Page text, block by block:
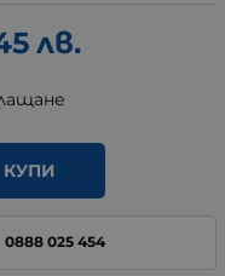
лв.
КУПИ
0888 025 454